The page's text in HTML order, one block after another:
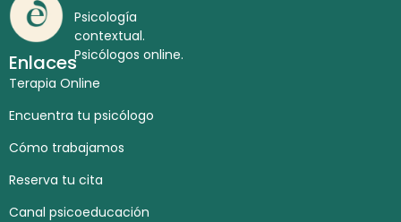
Psicología
contextual.
Psicólogos online.
Enlaces
Terapia Online
Encuentra tu psicólogo
Cómo trabajamos
Reserva tu cita
Canal psicoeducación